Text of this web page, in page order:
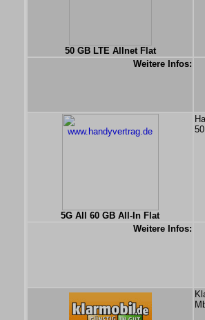
50 GB LTE Allnet Flat
Weitere Infos:
5G All 60 GB All-In Flat
Weitere Infos: